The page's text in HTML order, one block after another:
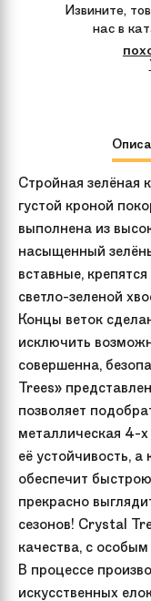
Извините,
нас в
Стройная
густой кроной
выполнена из
насыщенный
вставные,
светло-зеленой
Концы веток
исключить
совершенна,
Trees»
позволяет
металлическая 4-
её устойчивость,
обеспечит
прекрасно
сезонов! Crystal
качества, с
В процессе
искусственных